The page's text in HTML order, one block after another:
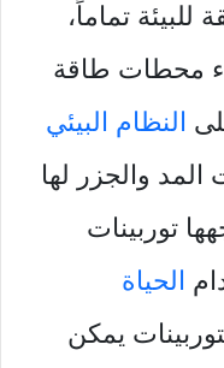
للبيئة تماماً،
محطات طاقة
النظام البيئي
المد والجزر لها
توربينات
الحياة
يمكن